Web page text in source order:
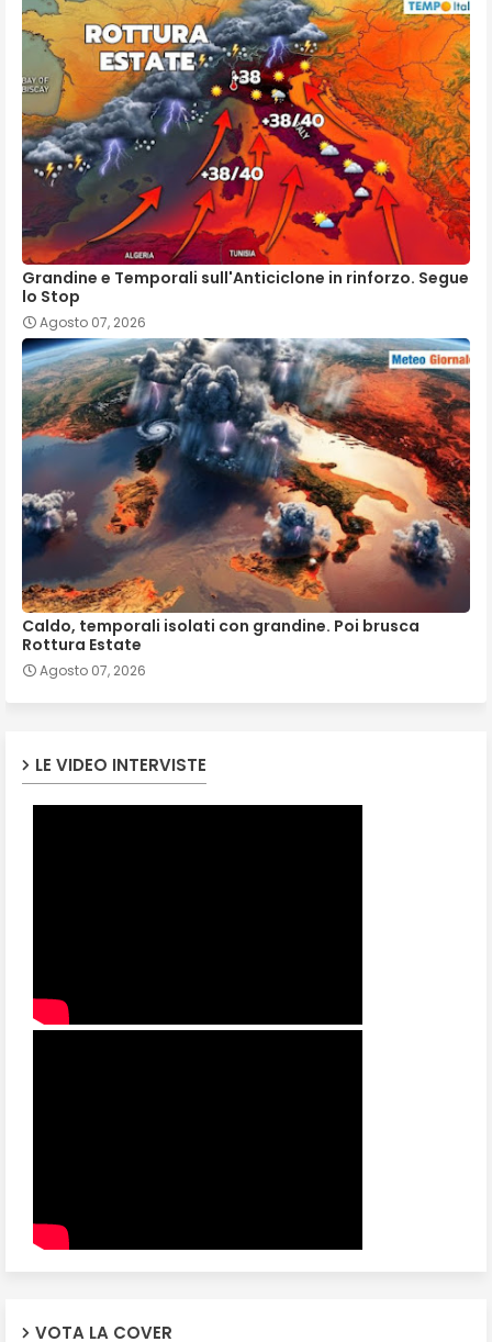
Grandine e Temporali sull'Anticiclone in rinforzo. Segue
lo Stop
Agosto 07, 2026
Caldo, temporali isolati con grandine. Poi brusca
Rottura Estate
Agosto 07, 2026
LE VIDEO INTERVISTE
VOTA LA COVER